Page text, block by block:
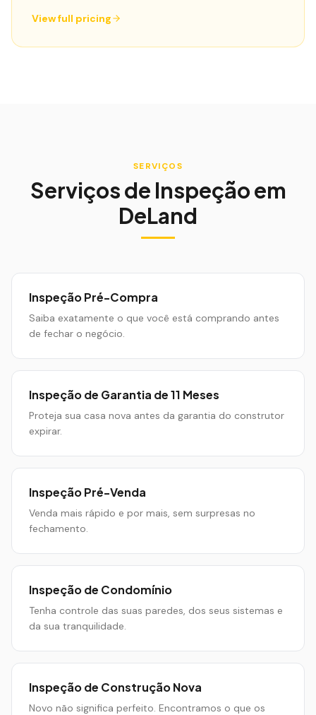
View full pricing
SERVIÇOS
Serviços de Inspeção em
DeLand
Inspeção Pré-Compra
Saiba exatamente o que você está comprando antes
de fechar o negócio.
Inspeção de Garantia de 11 Meses
Proteja sua casa nova antes da garantia do construtor
expirar.
Inspeção Pré-Venda
Venda mais rápido e por mais, sem surpresas no
fechamento.
Inspeção de Condomínio
Tenha controle das suas paredes, dos seus sistemas e
da sua tranquilidade.
Inspeção de Construção Nova
Novo não significa perfeito. Encontramos o que os